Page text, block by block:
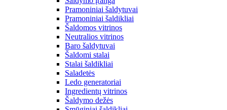
Pramoniniai šaldytuvai
Pramoniniai šaldikliai
Šaldomos vitrinos
Neutralios vitrinos
Baro šaldytuvai
Šaldomi stalai
Stalai šaldikliai
Saladetės
Ledo generatoriai
Ingredientų vitrinos
Šaldymo dežės